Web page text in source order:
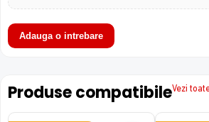
Adauga o intrebare
Produse compatibileVezi